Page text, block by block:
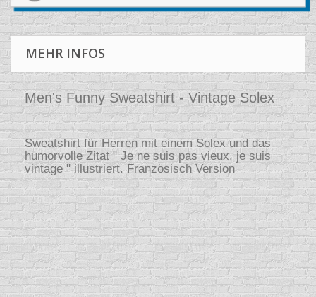
MEHR INFOS
Men's Funny Sweatshirt - Vintage Solex
Sweatshirt für Herren mit einem Solex und das
humorvolle Zitat " Je ne suis pas vieux, je suis
vintage " illustriert. Französisch Version